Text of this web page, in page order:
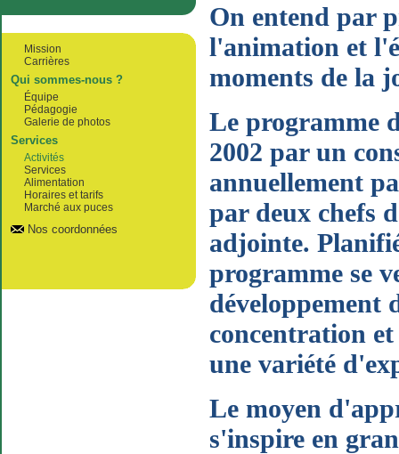
Mission
Carrières
Qui sommes-nous ?
Équipe
Pédagogie
Galerie de photos
Services
Activités
Services
Alimentation
Horaires et tarifs
Marché aux puces
Nos coordonnées
On entend par
l'animation et
moments de la
Le programme
2002 par un
annuellement
par deux chefs
adjointe.
programme se
développement
concentration
une variété
Le moyen
s'inspire en